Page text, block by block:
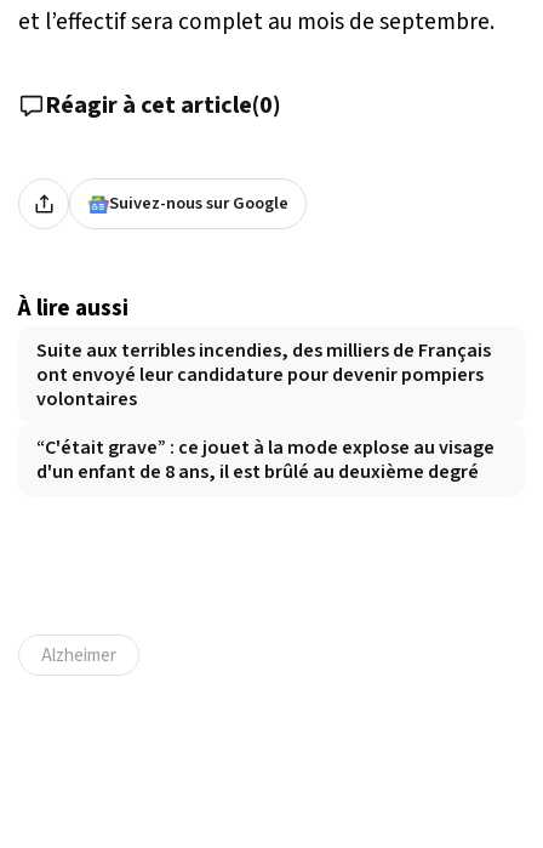
et l’effectif sera complet au mois de septembre.
Réagir à cet article(0)
Suivez-nous sur Google
À lire aussi
Suite aux terribles incendies, des milliers de Français
ont envoyé leur candidature pour devenir pompiers
volontaires
“C'était grave” : ce jouet à la mode explose au visage
d'un enfant de 8 ans, il est brûlé au deuxième degré
Alzheimer